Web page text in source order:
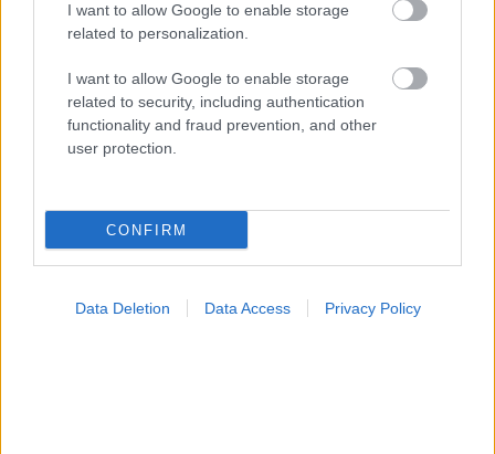
I want to allow Google to enable storage
related to personalization.
I want to allow Google to enable storage
related to security, including authentication
functionality and fraud prevention, and other
user protection.
CONFIRM
Data Deletion Data Access Privacy Policy